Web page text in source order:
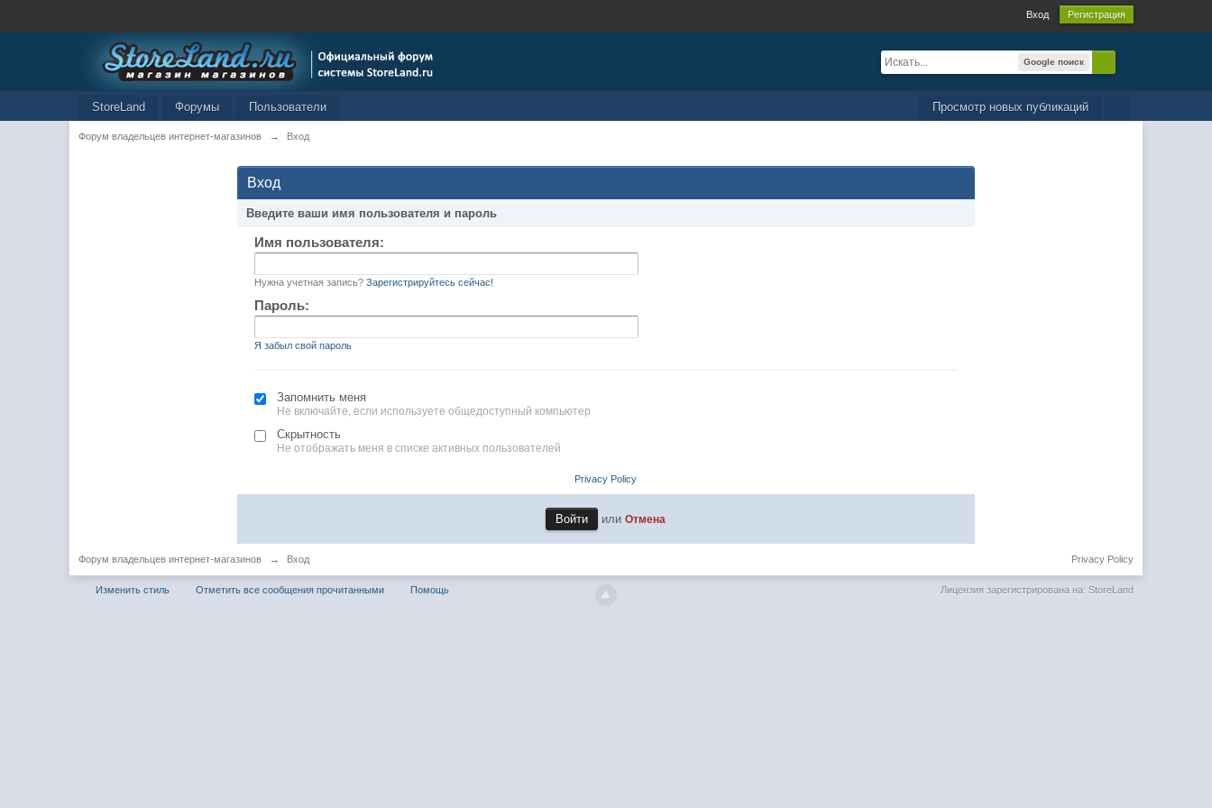
Вход Регистрация
Google поиск
Просмотр новых публикаций
StoreLand Форумы Пользователи
Форум владельцев интернет-магазинов → Вход
Вход
Введите ваши имя пользователя и пароль
Имя пользователя:
Нужна учетная запись? Зарегистрируйтесь сейчас!
Пароль:
Я забыл свой пароль
Запомнить меня
Не включайте, если используете общедоступный компьютер
Скрытность
Не отображать меня в списке активных пользователей
Privacy Policy
илиОтмена
Форум владельцев интернет-магазинов → Вход Privacy Policy
Изменить стиль Отметить все сообщения прочитанными Помощь Лицензия зарегистрирована на: StoreLand